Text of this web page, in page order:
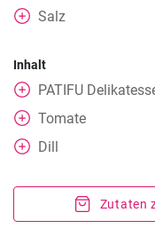
Salz
Inhalt
PATIFU
Tomate
Dill
Zutaten